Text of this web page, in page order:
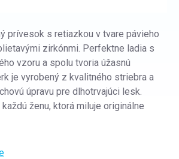
prívesok s retiazkou v tvare pávieho
zirkónmi. Perfektne ladia s
vzoru a spolu tvoria úžasnú
je vyrobený z kvalitného striebra a
úpravu pre dlhotrvajúci lesk.
ženu, ktorá miluje originálne